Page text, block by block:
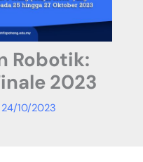
Robotik:
2023
24/10/2023